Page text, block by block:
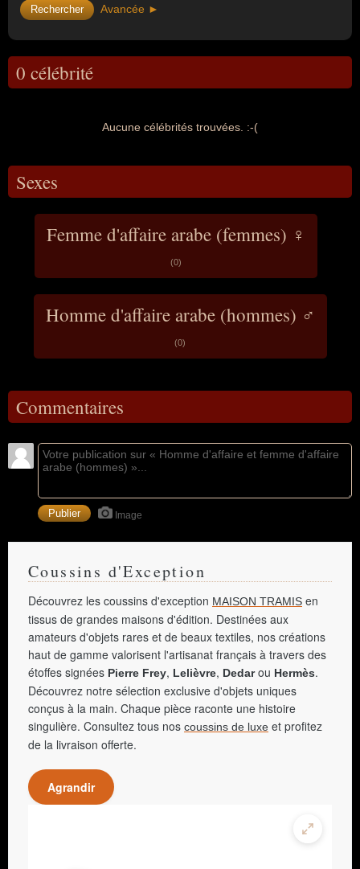
Avancée ►
0 célébrité
Aucune célébrités trouvées. :-(
Sexes
Femme d'affaire arabe (femmes) ♀
(0)
Homme d'affaire arabe (hommes) ♂
(0)
Commentaires
Image
Coussins d'Exception
Découvrez les coussins d'exception MAISON TRAMIS en
tissus de grandes maisons d'édition. Destinées aux
amateurs d'objets rares et de beaux textiles, nos créations
haut de gamme valorisent l'artisanat français à travers des
étoffes signées Pierre Frey, Lelièvre, Dedarou Hermès.
Découvrez notre sélection exclusive d'objets uniques
conçus à la main. Chaque pièce raconte une histoire
singulière. Consultez tous nos coussins de luxe et profitez
de la livraison offerte.
Agrandir